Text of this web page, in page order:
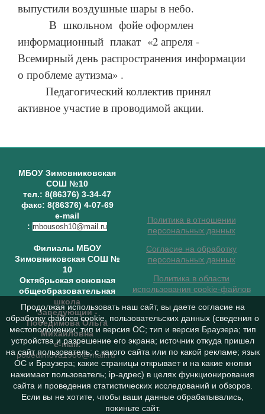
выпустили воздушные шары в небо.
В школьном фойе оформлен
информационный плакат «2 апреля -
Всемирный день распространения информации
о проблеме аутизма» .
Педагогический коллектив принял
активное участие в проводимой акции.
МБОУ Зимовниковская
СОШ №10
тел.: 8(86376) 3-34-47
факс: 8(86376) 4-07-69
e-mail
: mbousosh10@mail.ru
Филиалы МБОУ
Зимовниковская СОШ №
10
Октябрьская основная
общеобразовательная
школа
Заведующий-
Победимова Ольга
Михайловна
e-mail:
pobedimova1980@mail.ru
Политика в отношении
персональных данных
Согласие на обработку
персональных данных
Политика в области
использования cookie-файлов
Продолжая использовать наш сайт, вы даете согласие на
обработку файлов cookie, пользовательских данных (сведения о
местоположении; тип и версия ОС; тип и версия Браузера; тип
устройства и разрешение его экрана; источник откуда пришел
на сайт пользователь; с какого сайта или по какой рекламе; язык
ОС и Браузера; какие страницы открывает и на какие кнопки
нажимает пользователь; ip-адрес) в целях функционирования
сайта и проведения статистических исследований и обзоров.
Если вы не хотите, чтобы ваши данные обрабатывались,
покиньте сайт.